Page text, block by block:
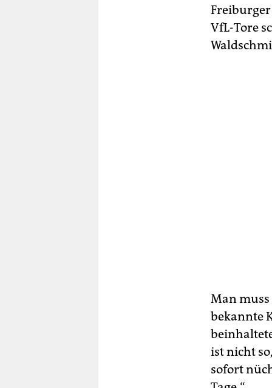
VfL-Tore
Man
bekannte
ist nicht
sofort